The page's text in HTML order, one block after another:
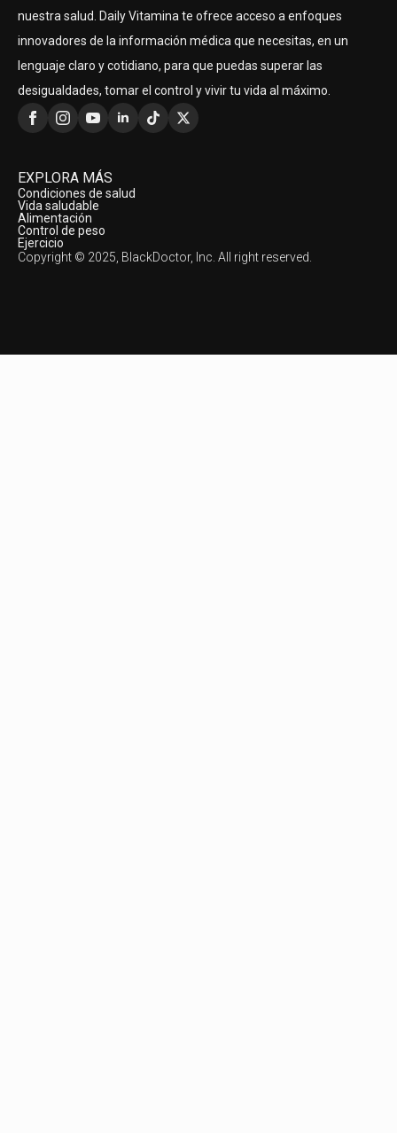
nuestra salud. Daily Vitamina te ofrece acceso a enfoques
innovadores de la información médica que necesitas, en un
lenguaje claro y cotidiano, para que puedas superar las
desigualdades, tomar el control y vivir tu vida al máximo.
EXPLORA MÁS
Condiciones de salud
Vida saludable
Alimentación
Control de peso
Ejercicio
Copyright © 2025, BlackDoctor, Inc. All right reserved.